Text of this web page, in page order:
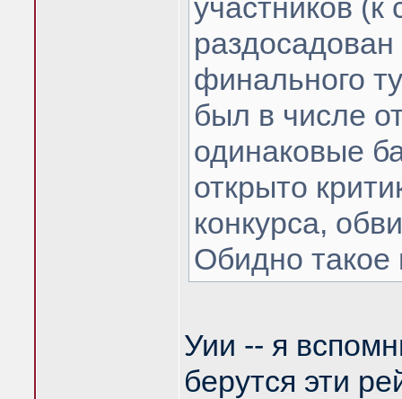
участников
финального
был в числе
одинаковые
открыто
конкурса,
Обидно такое
Уии -- я
берутся эти